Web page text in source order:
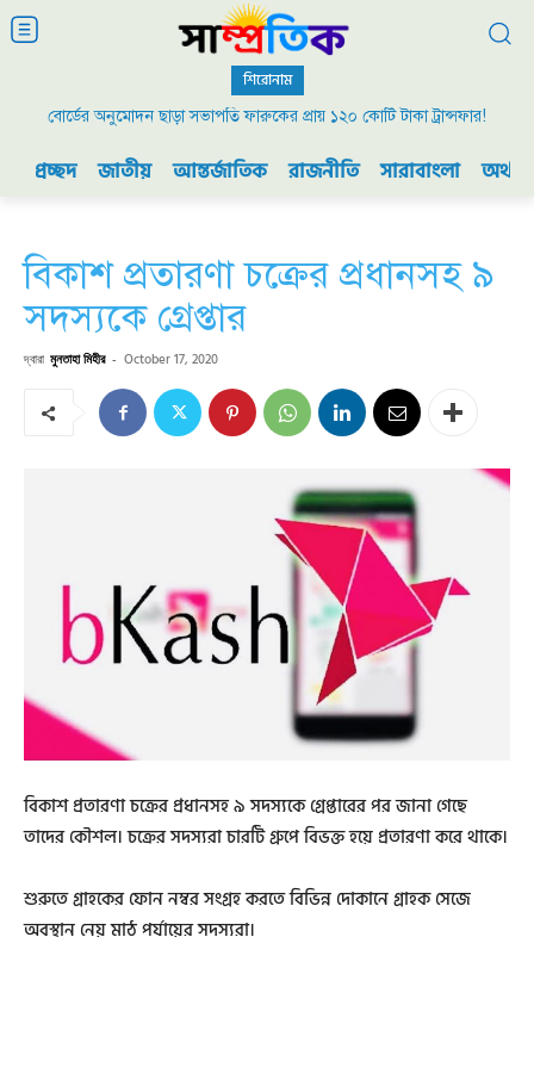
শিরোনাম
বোর্ডের অনুমোদন ছাড়া সভাপতি ফারুকের প্রায় ১২০ কোটি টাকা ট্রান্সফার!
প্রচ্ছদ জাতীয় আন্তর্জাতিক রাজনীতি সারাবাংলা
বিকাশ প্রতারণা চক্রের প্রধানসহ ৯
সদস্যকে গ্রেপ্তার
দ্বারা মুনতাহা মিহীর - October 17, 2020
বিকাশ প্রতারণা চক্রের প্রধানসহ ৯ সদস্যকে গ্রেপ্তারের পর জানা গেছে
তাদের কৌশল। চক্রের সদস্যরা চারটি গ্রুপে বিভক্ত হয়ে প্রতারণা করে থাকে।
শুরুতে গ্রাহকের ফোন নম্বর সংগ্রহ করতে বিভিন্ন দোকানে গ্রাহক সেজে
অবস্থান নেয় মাঠ পর্যায়ের সদস্যরা।